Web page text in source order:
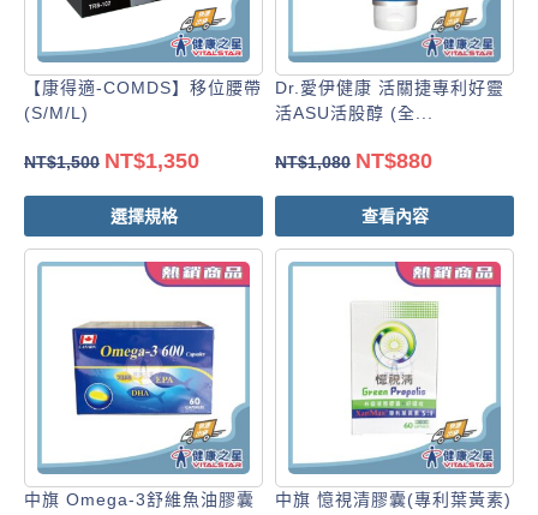
【康得適-COMDS】移位腰帶
(S/M/L)
NT$1,500 NT$1,350
選擇規格
Dr.愛伊健康 活關捷專利好靈
活ASU活股醇 (全...
NT$1,080 NT$880
查看內容
中旗 Omega-3舒維魚油膠囊
中旗 憶視清膠囊(專利葉黃素)